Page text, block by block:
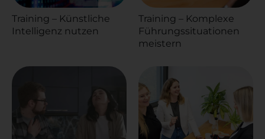
Training – Künstliche
Intelligenz nutzen
Training – Komplexe
Führungssituationen
meistern